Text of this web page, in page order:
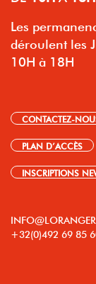
Les
déroulent les
10H à 18H
CONTACTEZ-
PLAN D’ACCÈS
INSCRIPTIONS
+32(0)492 69 85